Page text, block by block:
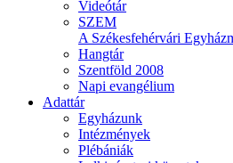
Videótár
SZEM
A Székesfehérvári
Hangtár
Szentföld 2008
Napi evangélium
Adattár
Egyházunk
Intézmények
Plébániák